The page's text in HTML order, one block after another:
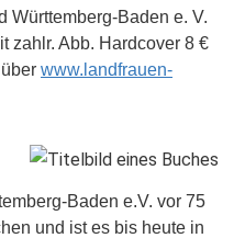
Württemberg-Baden e. V.
zahlr. Abb. Hardcover 8 €
www.landfrauen-
Baden e.V. vor 75
und ist es bis heute in